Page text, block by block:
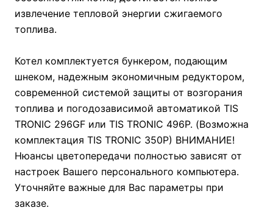
извлечение тепловой энергии сжигаемого
топлива.
Котел комплектуется бункером, подающим
шнеком, надежным экономичным редуктором,
современной системой защиты от возгорания
топлива и погодозависимой автоматикой TIS
TRONIC 296GF или TIS TRONIC 496P. (Возможна
комплектация TIS TRONIC 350P) ВНИМАНИЕ!
Нюансы цветопередачи полностью зависят от
настроек Вашего персонального компьютера.
Уточняйте важные для Вас параметры при
заказе.